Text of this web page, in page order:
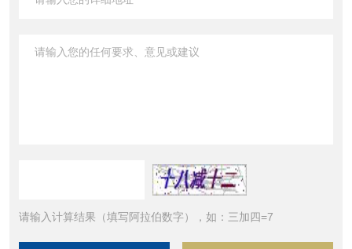
请输入计算结果（填写阿拉伯数字），如：三加四=7